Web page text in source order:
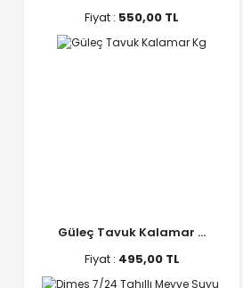
Fiyat : 550,00 TL
Güleç Tavuk Kalamar ...
Fiyat : 495,00 TL